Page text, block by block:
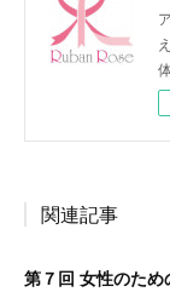
関連記事